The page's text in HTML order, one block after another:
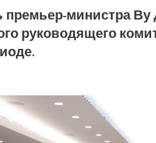
премьер-министра
руководящего